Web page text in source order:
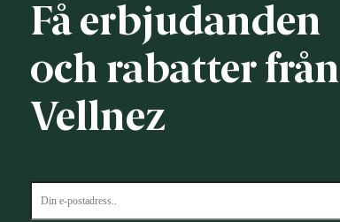
Få erbjudanden
och rabatter från
Vellnez